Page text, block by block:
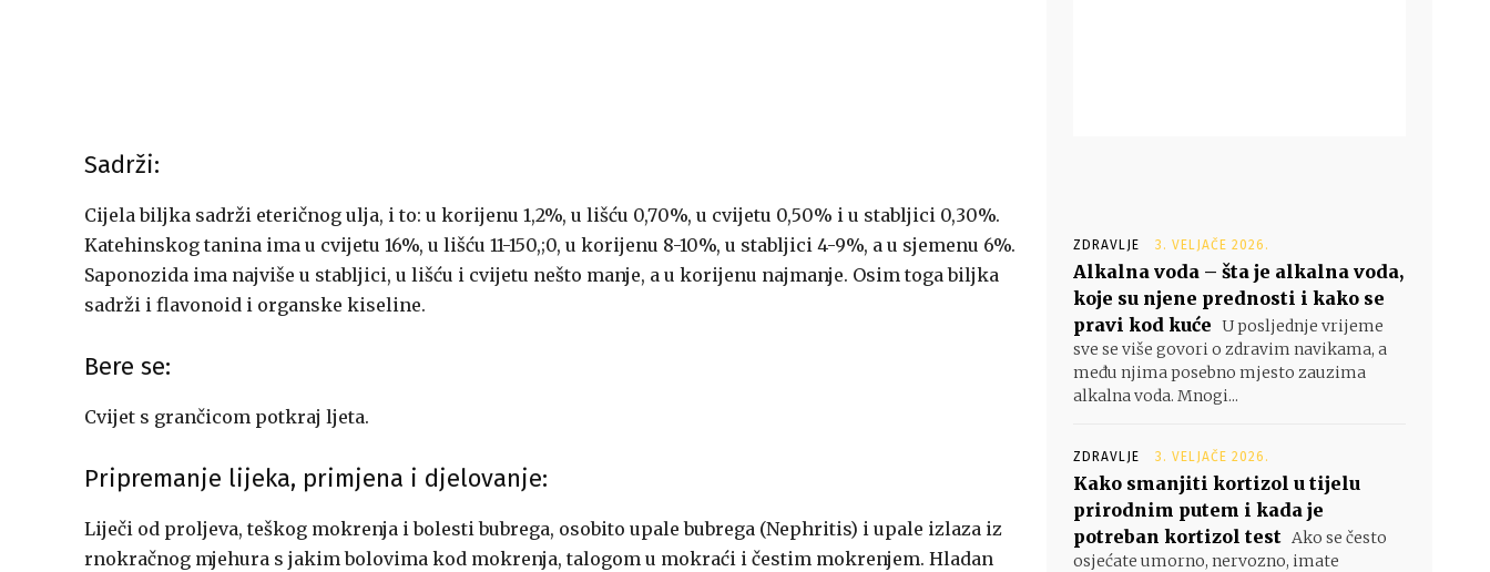
Sadrži:
Cijela biljka sadrži eteričnog ulja, i to: u korijenu 1,2%, u lišću 0,70%, u cvijetu 0,50% i u stabljici 0,30%.
Katehinskog tanina ima u cvijetu 16%, u lišću 11-150,;0, u korijenu 8-10%, u stabljici 4-9%, a u sjemenu 6%.
Saponozida ima najviše u stabljici, u lišću i cvijetu nešto manje, a u korijenu najmanje. Osim toga biljka
sadrži i flavonoid i organske kiseline.
Bere se:
Cvijet s grančicom potkraj ljeta.
Pripremanje lijeka, primjena i djelovanje:
Liječi od proljeva, teškog mokrenja i bolesti bubrega, osobito upale bubrega (Nephritis) i upale izlaza iz
rnokračnog mjehura s jakim bolovima kod mokrenja, talogom u mokraći i čestim mokrenjem. Hladan
ZDRAVLJE 3. VELJAČE 2026.
Alkalna voda – šta je alkalna voda,
koje su njene prednosti i kako se
pravi kod kuće U posljednje vrijeme
sve se više govori o zdravim navikama, a
među njima posebno mjesto zauzima
alkalna voda. Mnogi...
ZDRAVLJE 3. VELJAČE 2026.
Kako smanjiti kortizol u tijelu
prirodnim putem i kada je
potreban kortizol test Ako se često
osjećate umorno, nervozno, imate